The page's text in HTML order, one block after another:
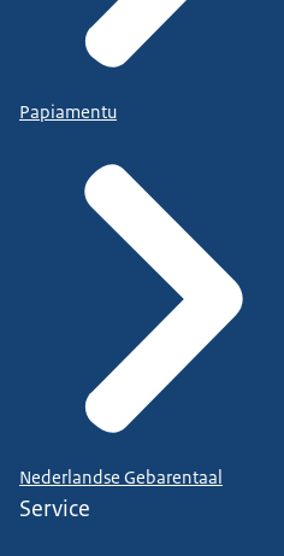
Papiamentu
Nederlandse Gebarentaal
Service